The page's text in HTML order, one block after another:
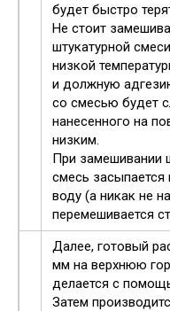
будет быстро
Не стоит
штукатурной
низкой
и должную
со смесью будет
нанесенного на
низким.
При замешивании
смесь засыпается
воду (а никак не
перемешивается
Далее, готовый
мм на верхнюю
делается с
Затем